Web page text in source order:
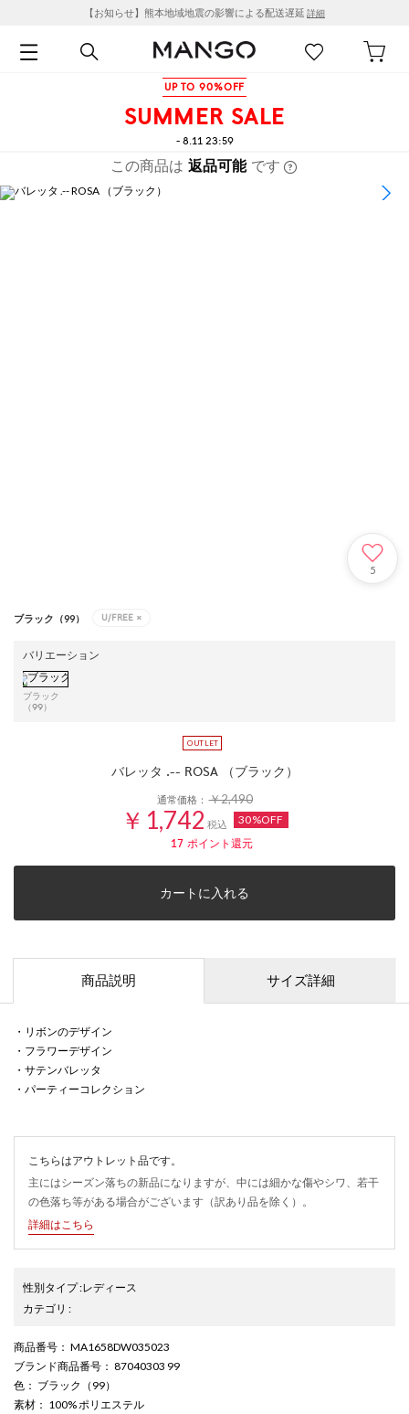
【お知らせ】熊本地域地震の影響による配送遅延 詳細
UP TO 90%OFF
SUMMER SALE
- 8.11 23:59
この商品は 返品可能 です
1/2
5
ブラック（99） U/FREE ×
バリエーション
ブラック
（99）
バレッタ .-- ROSA （ブラック）
通常価格：￥2,490
￥1,742 税込 30%OFF
17ポイント還元
カートに入れる
商品説明 サイズ詳細
・リボンのデザイン
・フラワーデザイン
・サテンバレッタ
・パーティーコレクション
こちらはアウトレット品です。
主にはシーズン落ちの新品になりますが、中には細かな傷やシワ、若干
の色落ち等がある場合がございます（訳あり品を除く）。
詳細はこちら
性別タイプ:レディース
カテゴリ :
商品番号 ： MA1658DW035023
ブランド商品番号 ： 87040303 99
色 ： ブラック（99）
素材 ： 100% ポリエステル